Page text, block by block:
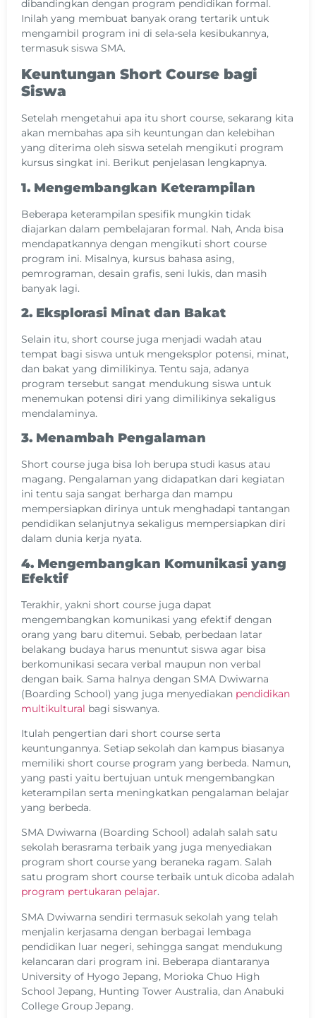
dibandingkan dengan program pendidikan formal.
Inilah yang membuat banyak orang tertarik untuk
mengambil program ini di sela-sela kesibukannya,
termasuk siswa SMA.
Keuntungan Short Course bagi
Siswa
Setelah mengetahui apa itu short course, sekarang kita
akan membahas apa sih keuntungan dan kelebihan
yang diterima oleh siswa setelah mengikuti program
kursus singkat ini. Berikut penjelasan lengkapnya.
1. Mengembangkan Keterampilan
Beberapa keterampilan spesifik mungkin tidak
diajarkan dalam pembelajaran formal. Nah, Anda bisa
mendapatkannya dengan mengikuti short course
program ini. Misalnya, kursus bahasa asing,
pemrograman, desain grafis, seni lukis, dan masih
banyak lagi.
2. Eksplorasi Minat dan Bakat
Selain itu, short course juga menjadi wadah atau
tempat bagi siswa untuk mengeksplor potensi, minat,
dan bakat yang dimilikinya. Tentu saja, adanya
program tersebut sangat mendukung siswa untuk
menemukan potensi diri yang dimilikinya sekaligus
mendalaminya.
3. Menambah Pengalaman
Short course juga bisa loh berupa studi kasus atau
magang. Pengalaman yang didapatkan dari kegiatan
ini tentu saja sangat berharga dan mampu
mempersiapkan dirinya untuk menghadapi tantangan
pendidikan selanjutnya sekaligus mempersiapkan diri
dalam dunia kerja nyata.
4. Mengembangkan Komunikasi yang
Efektif
Terakhir, yakni short course juga dapat
mengembangkan komunikasi yang efektif dengan
orang yang baru ditemui. Sebab, perbedaan latar
belakang budaya harus menuntut siswa agar bisa
berkomunikasi secara verbal maupun non verbal
dengan baik. Sama halnya dengan SMA Dwiwarna
(Boarding School) yang juga menyediakan pendidikan
multikultural bagi siswanya.
Itulah pengertian dari short course serta
keuntungannya. Setiap sekolah dan kampus biasanya
memiliki short course program yang berbeda. Namun,
yang pasti yaitu bertujuan untuk mengembangkan
keterampilan serta meningkatkan pengalaman belajar
yang berbeda.
SMA Dwiwarna (Boarding School) adalah salah satu
sekolah berasrama terbaik yang juga menyediakan
program short course yang beraneka ragam. Salah
satu program short course terbaik untuk dicoba adalah
program pertukaran pelajar.
SMA Dwiwarna sendiri termasuk sekolah yang telah
menjalin kerjasama dengan berbagai lembaga
pendidikan luar negeri, sehingga sangat mendukung
kelancaran dari program ini. Beberapa diantaranya
University of Hyogo Jepang, Morioka Chuo High
School Jepang, Hunting Tower Australia, dan Anabuki
College Group Jepang.